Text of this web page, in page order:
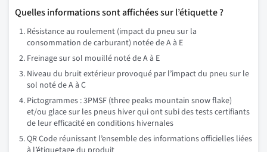
Quelles informations sont affichées sur l’étiquette ?
Résistance au roulement (impact du pneu sur la
consommation de carburant) notée de A à E
Freinage sur sol mouillé noté de A à E
Niveau du bruit extérieur provoqué par l’impact du pneu sur le
sol noté de A à C
Pictogrammes : 3PMSF (three peaks mountain snow flake)
et/ou glace sur les pneus hiver qui ont subi des tests certifiants
de leur efficacité en conditions hivernales
QR Code réunissant l’ensemble des informations officielles liées